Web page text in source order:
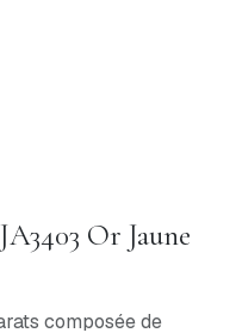
Or Jaune
composée de